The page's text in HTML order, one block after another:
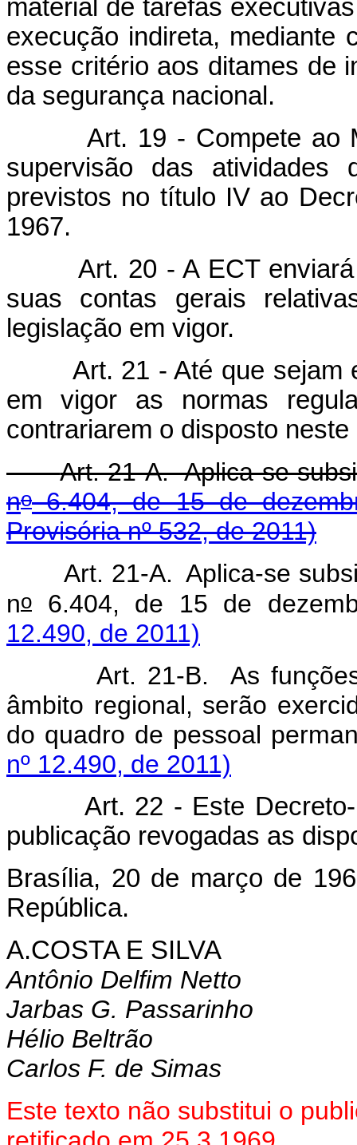
material de tarefas
execução indireta, mediante
esse critério aos ditames de
da segurança nacional.
Art. 19 - Compete ao
supervisão das
previstos no título IV ao
1967.
Art. 20 - A ECT enviará
suas contas gerais
legislação em vigor.
Art. 21 - Até que sejam
em vigor as normas
contrariarem o disposto
Art. 21-A. Aplica-se
no6.404, de 15 de
Provisória nº 532, de 2011)
Art. 21-A. Aplica-se
no 6.404, de 15 de
12.490, de 2011)
Art. 21-B. As
âmbito regional, serão
do quadro de pessoal
nº 12.490, de 2011)
Art. 22 - Este Decreto-
publicação revogadas as
Brasília, 20 de março de
República.
A.COSTA E SILVA
Antônio Delfim Netto
Jarbas G. Passarinho
Hélio Beltrão
Carlos F. de Simas
Este texto não substitui o